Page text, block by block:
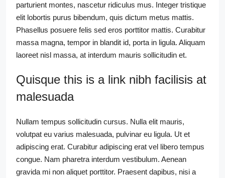
parturient montes, nascetur ridiculus mus. Integer tristique
elit lobortis purus bibendum, quis dictum metus mattis.
Phasellus posuere felis sed eros porttitor mattis. Curabitur
massa magna, tempor in blandit id, porta in ligula. Aliquam
laoreet nisl massa, at interdum mauris sollicitudin et.
Quisque this is a link nibh facilisis at
malesuada
Nullam tempus sollicitudin cursus. Nulla elit mauris,
volutpat eu varius malesuada, pulvinar eu ligula. Ut et
adipiscing erat. Curabitur adipiscing erat vel libero tempus
congue. Nam pharetra interdum vestibulum. Aenean
gravida mi non aliquet porttitor. Praesent dapibus, nisi a